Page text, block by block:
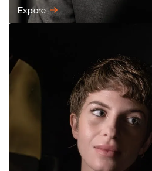
Explore